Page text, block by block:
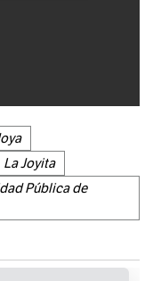
La Joyita
Pública de